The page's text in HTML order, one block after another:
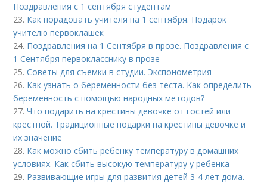
Поздравления с 1 сентября студентам
23. Как порадовать учителя на 1 сентября. Подарок
учителю первоклашек
24. Поздравления на 1 Сентября в прозе. Поздравления с
1 Сентября первокласснику в прозе
25.Советы для съемки в студии. Экспонометрия
26. Как узнать о беременности без теста. Как определить
беременность с помощью народных методов?
27.Что подарить на крестины девочке от гостей или
крестной. Традиционные подарки на крестины девочке и
их значение
28. Как можно сбить ребенку температуру в домашних
условиях. Как сбить высокую температуру у ребенка
29. Развивающие игры для развития детей 3-4 лет дома.